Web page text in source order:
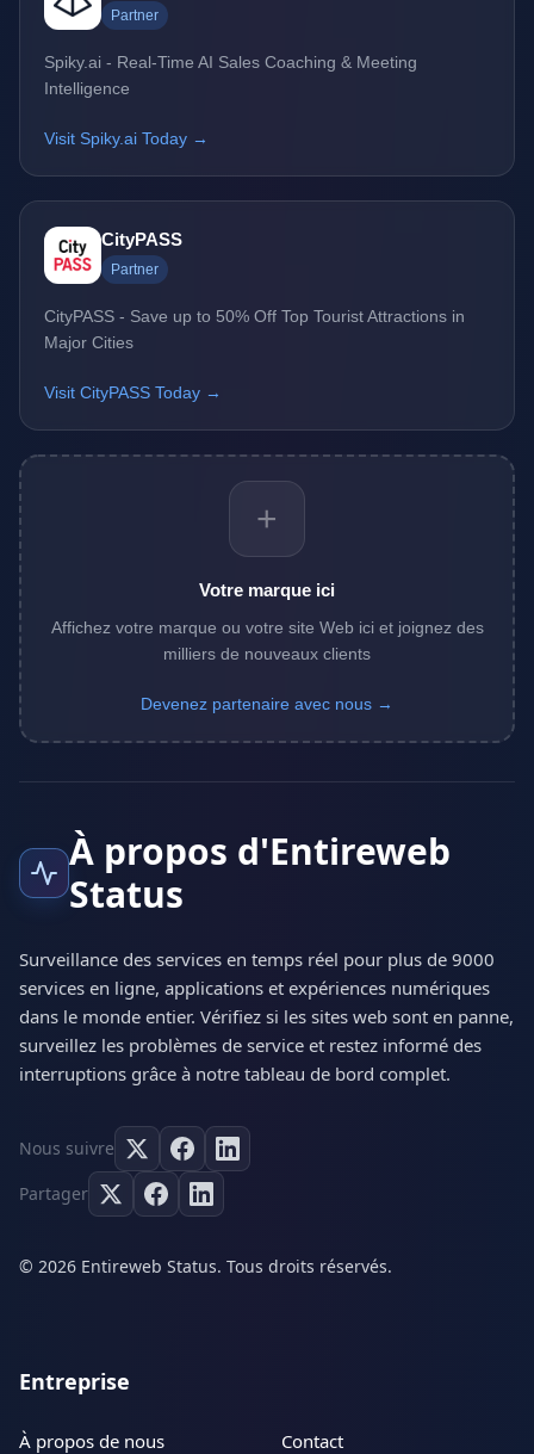
Partner
Spiky.ai - Real-Time AI Sales Coaching & Meeting
Intelligence
Visit Spiky.ai Today →
CityPASS
Partner
CityPASS - Save up to 50% Off Top Tourist Attractions in
Major Cities
Visit CityPASS Today →
+
Votre marque ici
Affichez votre marque ou votre site Web ici et joignez des
milliers de nouveaux clients
Devenez partenaire avec nous →
À propos d'Entireweb
Status
Surveillance des services en temps réel pour plus de 9000
services en ligne, applications et expériences numériques
dans le monde entier. Vérifiez si les sites web sont en panne,
surveillez les problèmes de service et restez informé des
interruptions grâce à notre tableau de bord complet.
Nous suivre
Partager
© 2026 Entireweb Status. Tous droits réservés.
Entreprise
À propos de nous Contact